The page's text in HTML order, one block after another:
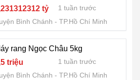
Thanh Nhã: An toàn, Nhanh
Tiết kiệm! ⚡
tỷ
1 tuần trước
Bình Chánh
TP.Hồ Chí Minh
rang Ngọc Châu 5kg
triệu
1 tuần trước
Bình Chánh
TP.Hồ Chí Minh